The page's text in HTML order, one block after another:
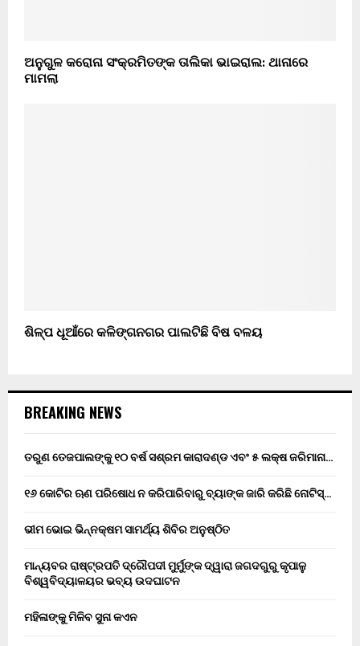
ଅନୁଗୁଳ କରୋନା ସଂକ୍ରମିତଙ୍କ ତାଲିକା ଭାଇରାଲ: ଥାନାରେ
ମାମଲା
ଶିଳ୍ପ ଧୂଆଁରେ କଳିଙ୍ଗନଗର ପାଲଟିଛି ବିଷ ବଳୟ
BREAKING NEWS
ତରୁଣ ତେଜପାଲଙ୍କୁ ୧୦ ବର୍ଷ ସଶ୍ରମ କାରାଦଣ୍ଡ ଏବଂ ₹୫ ଲକ୍ଷ ଜରିମାନା…
୧୬ କୋଟିର ଋଣ ପରିଷୋଧ ନ କରିପାରିବାରୁ ବ୍ୟାଙ୍କ ଜାରି କରିଛି ନୋଟିସ୍…
ଭୀମ ଭୋଇ ଭିନ୍ନକ୍ଷମ ସାମର୍ଥ୍ୟ ଶିବିର ଅନୁଷ୍ଠିତ
ମାନ୍ୟବର ରାଷ୍ଟ୍ରପତି ଦ୍ରୌପଦୀ ମୁର୍ମୁଙ୍କ ଦ୍ୱାରା ଜଗଦଗୁରୁ କୃପାଳୁ
ବିଶ୍ୱବିଦ୍ୟାଳୟର ଭବ୍ୟ ଉଦଘାଟନ
ମହିଳାଙ୍କୁ ମିଳିବ ସୁନା କଏନ